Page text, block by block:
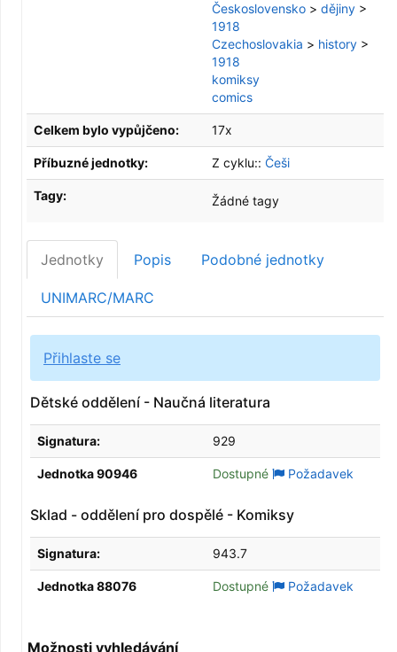
Československo > dějiny >
1918
Czechoslovakia > history >
1918
komiksy
comics
Celkem bylo vypůjčeno: 17x
Příbuzné jednotky: Z cyklu:: Češi
Tagy: Žádné tagy
Jednotky Popis Podobné jednotky
UNIMARC/MARC
Přihlaste se
Dětské oddělení - Naučná literatura
Signatura: 929
Jednotka 90946 Dostupné Požadavek
Sklad - oddělení pro dospělé - Komiksy
Signatura: 943.7
Jednotka 88076 Dostupné Požadavek
Možnosti vyhledávání